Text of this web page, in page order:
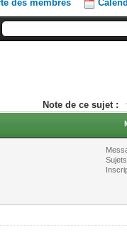
des membres
Note de ce sujet :